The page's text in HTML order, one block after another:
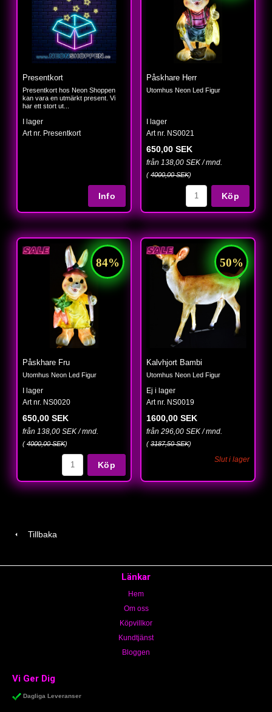
Presentkort
Presentkort hos Neon Shoppen
kan vara en utmärkt present. Vi
har ett stort ut...
I lager
Art nr. Presentkort
Påskhare Herr
Utomhus Neon Led Figur
I lager
Art nr. NS0021
650,00 SEK
från 138,00 SEK / mnd.
(4000,00 SEK)
Köp
Påskhare Fru
Utomhus Neon Led Figur
I lager
Art nr. NS0020
650,00 SEK
från 138,00 SEK / mnd.
(4000,00 SEK)
Köp
Kalvhjort Bambi
Utomhus Neon Led Figur
Ej i lager
Art nr. NS0019
1600,00 SEK
från 296,00 SEK / mnd.
(3187,50 SEK)
Slut i lager
Tillbaka
Länkar
Hem
Om oss
Köpvillkor
Kundtjänst
Bloggen
Vi Ger Dig
Dagliga Leveranser